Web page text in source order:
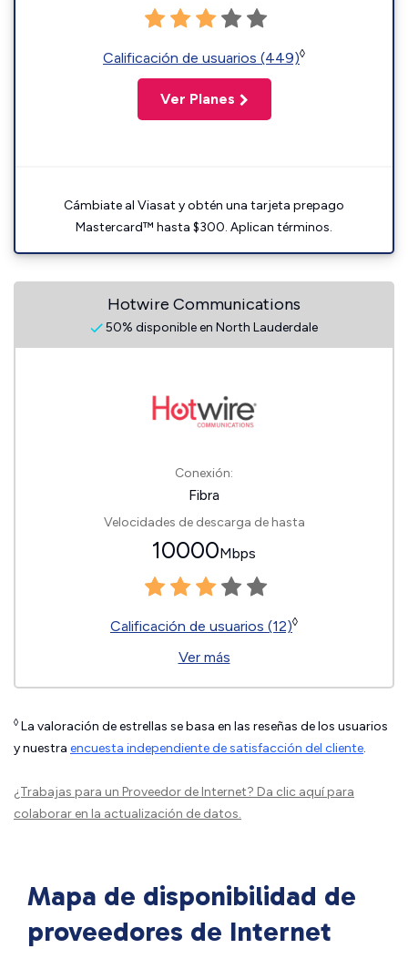
Calificación de usuarios (449)◊
Ver Planes
Cámbiate al Viasat y obtén una tarjeta prepago
Mastercard™ hasta $300. Aplican términos.
Hotwire Communications
50% disponible en North Lauderdale
Conexión:
Fibra
Velocidades de descarga de hasta
10000Mbps
Calificación de usuarios (12)◊
Ver más
◊ La valoración de estrellas se basa en las reseñas de los usuarios
y nuestra encuesta independiente de satisfacción del cliente.
¿Trabajas para un Proveedor de Internet? Da clic aquípara
colaborar en la actualización de datos.
Mapa de disponibilidad de
proveedores de Internet